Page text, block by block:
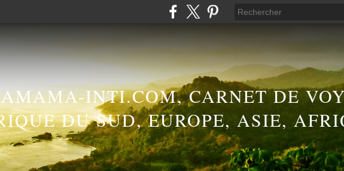
INTI.COM, CARNET DE
DU SUD, EUROPE, ASIE,